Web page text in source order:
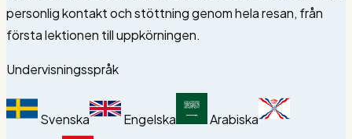
personlig kontakt och stöttning genom hela resan, från
första lektionen till uppkörningen.
Undervisningsspråk
Svenska Engelska Arabiska